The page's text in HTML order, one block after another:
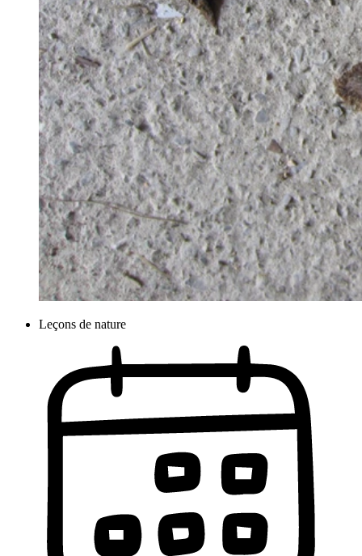
Leçons de nature